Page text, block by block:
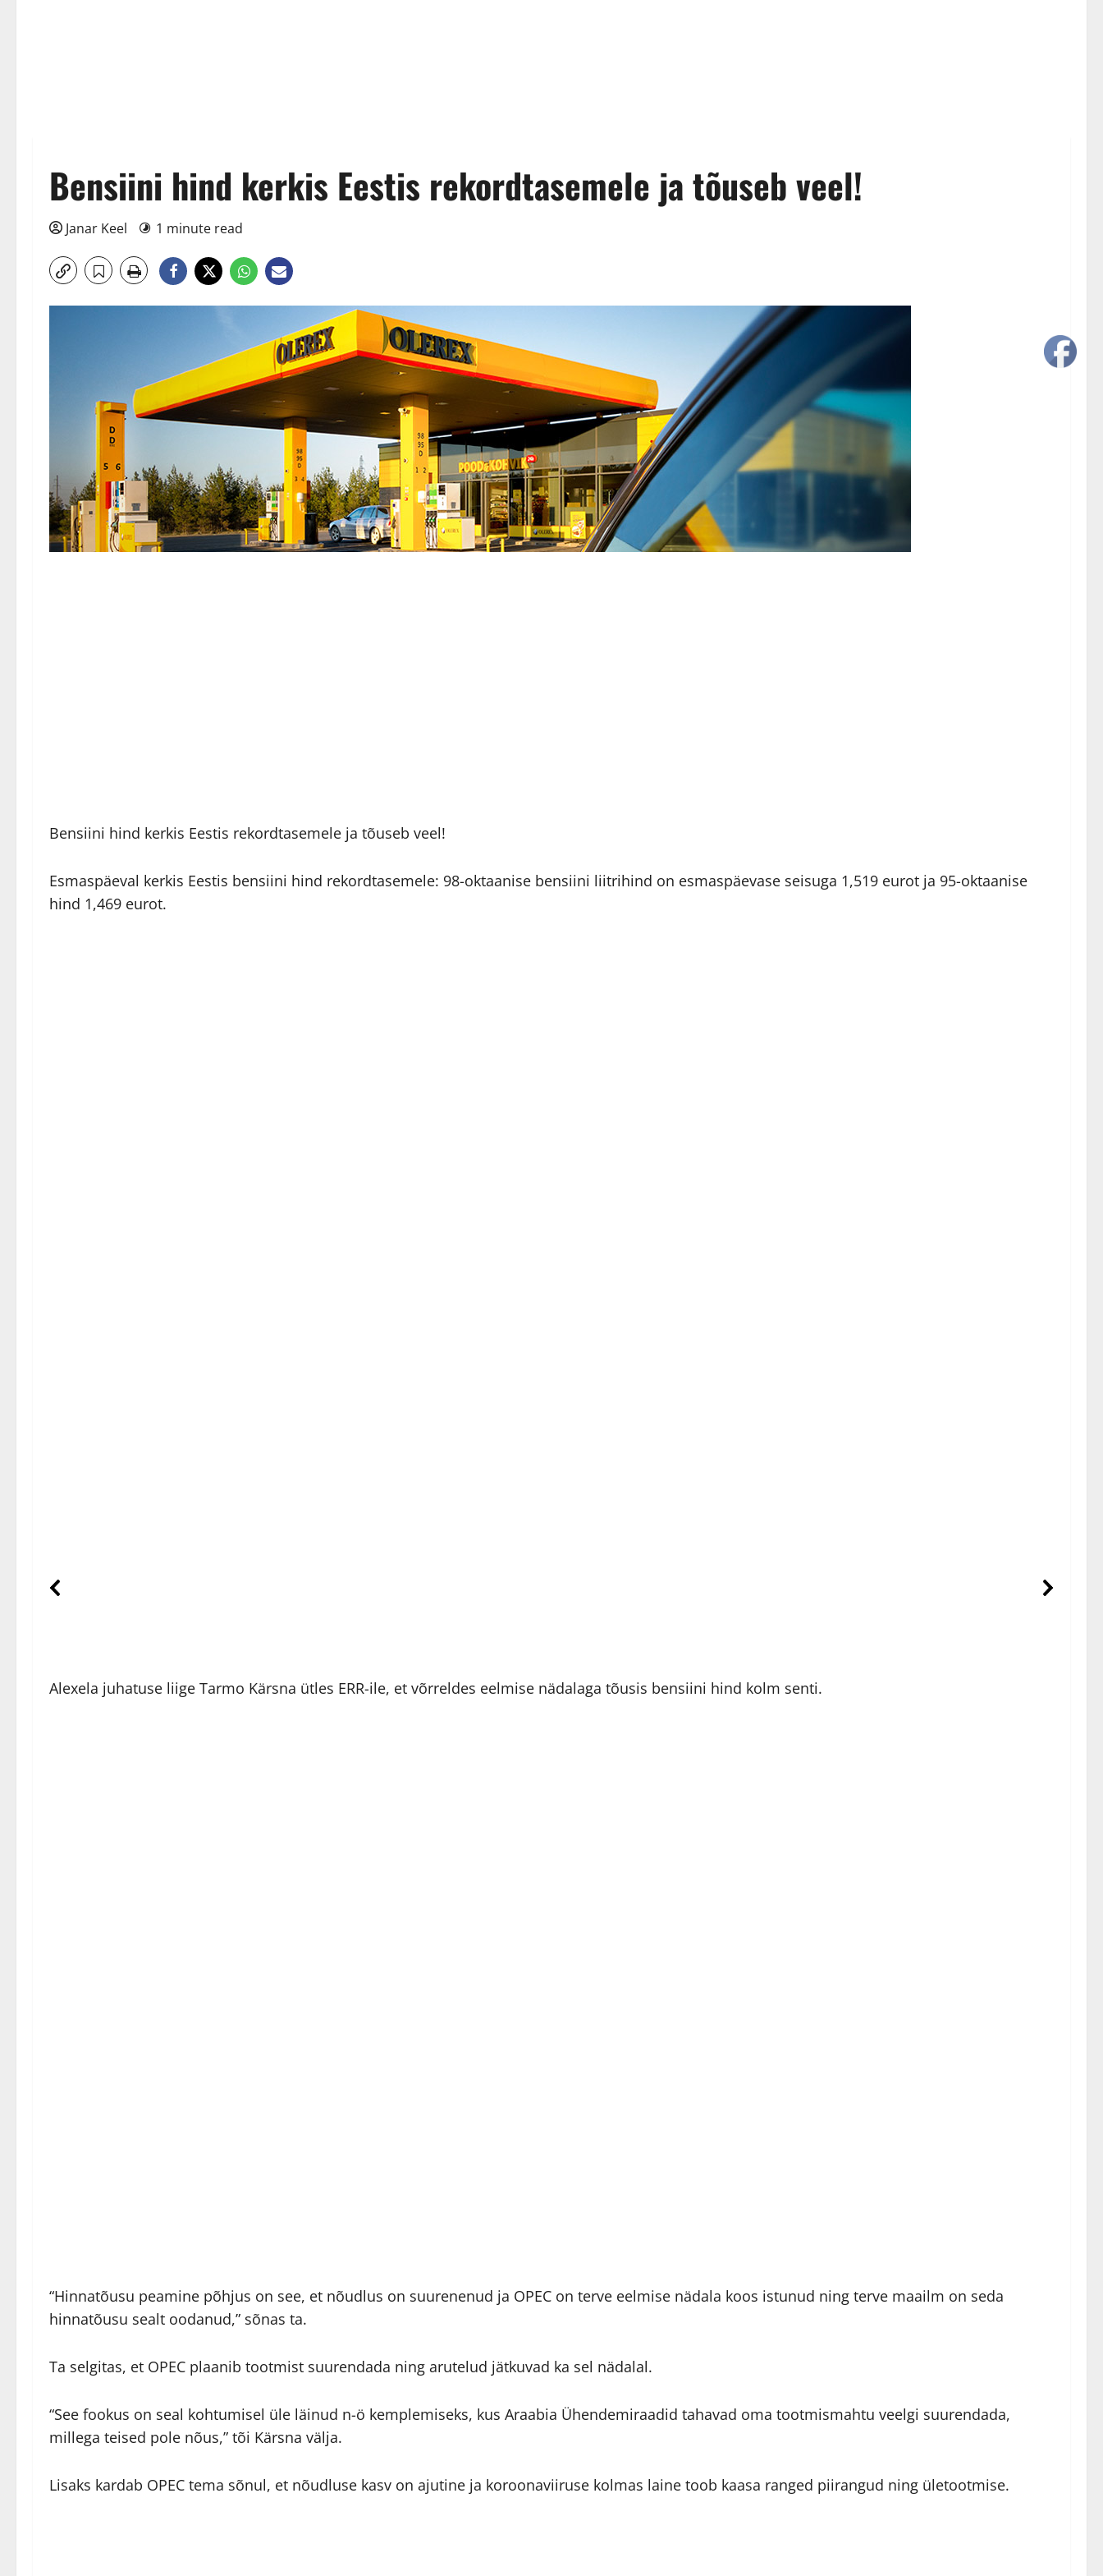
Bensiini hind kerkis Eestis rekordtasemele ja tõuseb veel!
Janar Keel 1 minute read
Bensiini hind kerkis Eestis rekordtasemele ja tõuseb veel!
Esmaspäeval kerkis Eestis bensiini hind rekordtasemele: 98-oktaanise bensiini liitrihind on esmaspäevase seisuga 1,519 eurot ja 95-oktaanise
hind 1,469 eurot.
Alexela juhatuse liige Tarmo Kärsna ütles ERR-ile, et võrreldes eelmise nädalaga tõusis bensiini hind kolm senti.
“Hinnatõusu peamine põhjus on see, et nõudlus on suurenenud ja OPEC on terve eelmise nädala koos istunud ning terve maailm on seda
hinnatõusu sealt oodanud,” sõnas ta.
Ta selgitas, et OPEC plaanib tootmist suurendada ning arutelud jätkuvad ka sel nädalal.
“See fookus on seal kohtumisel üle läinud n-ö kemplemiseks, kus Araabia Ühendemiraadid tahavad oma tootmismahtu veelgi suurendada,
millega teised pole nõus,” tõi Kärsna välja.
Lisaks kardab OPEC tema sõnul, et nõudluse kasv on ajutine ja koroonaviiruse kolmas laine toob kaasa ranged piirangud ning ületootmise.